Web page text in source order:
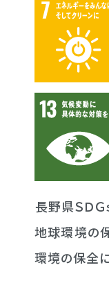
長野県ＳＤＧ
地球環境の
環境の保全